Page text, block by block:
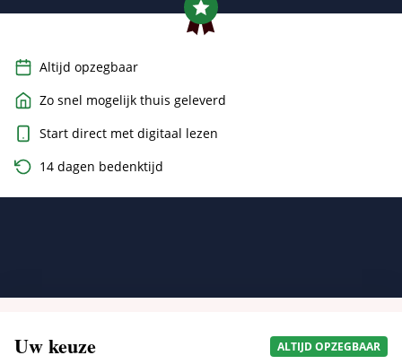
Altijd opzegbaar
Zo snel mogelijk thuis geleverd
Start direct met digitaal lezen
14 dagen bedenktijd
6 maanden51% korting per week
Uw keuze ALTIJD OPZEGBAAR